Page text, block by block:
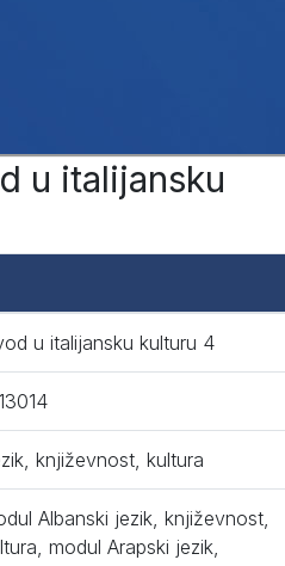
u italijansku
u italijansku kulturu 4
književnost, kultura
Albanski jezik, književnost,
modul Arapski jezik,